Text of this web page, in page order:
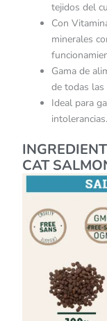
tejidos del
Con
minerales
Gama de
de todas las
Ideal para
intolerancias.
CAT